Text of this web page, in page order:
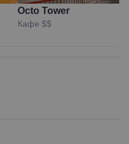
Octo Tower
Кафе $$